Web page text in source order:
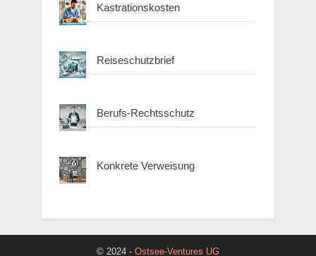
Kastrationskosten
Reiseschutzbrief
Berufs-Rechtsschutz
Konkrete Verweisung
© 2024 - Ostsee-Ventures UG